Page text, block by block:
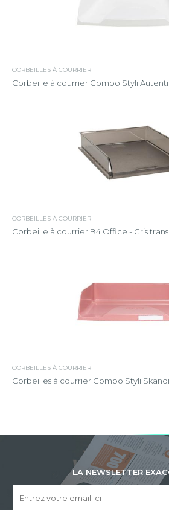
CORBEILLES À COURRIER
Corbeille à courrier Combo Styli
CORBEILLES À COURRIER
Corbeille à courrier B4 Office - Gris
CORBEILLES À COURRIER
Corbeilles à courrier Combo Styli
LA NEWSLETTER